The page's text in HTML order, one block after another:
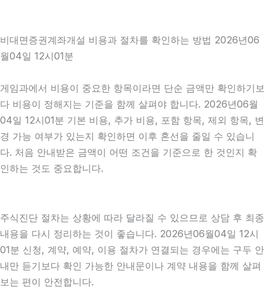
비대면증권계좌개설 비용과 절차를 확인하는 방법 2026년06
월04일 12시01분
게임과에서 비용이 중요한 항목이라면 단순 금액만 확인하기보
다 비용이 정해지는 기준을 함께 살펴야 합니다. 2026년06월
04일 12시01분 기본 비용, 추가 비용, 포함 항목, 제외 항목, 변
경 가능 여부가 있는지 확인하면 이후 혼선을 줄일 수 있습니
다. 처음 안내받은 금액이 어떤 조건을 기준으로 한 것인지 확
인하는 것도 중요합니다.
주식진단 절차는 상황에 따라 달라질 수 있으므로 상담 후 최종
내용을 다시 정리하는 것이 좋습니다. 2026년06월04일 12시
01분 신청, 계약, 예약, 이용 절차가 연결되는 경우에는 구두 안
내만 듣기보다 확인 가능한 안내문이나 계약 내용을 함께 살펴
보는 편이 안전합니다.